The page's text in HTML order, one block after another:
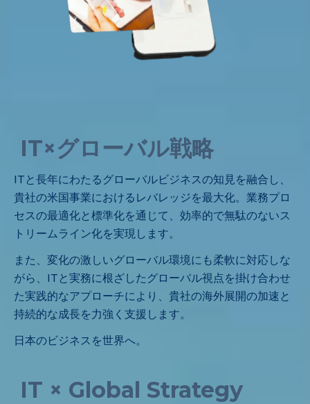
IT×グローバル戦略
ITと長年にわたるグローバルビジネスの知見を融合し、
貴社の米国事業におけるレバレッジを最大化。業務プロ
セスの最適化と標準化を通じて、効率的で無駄のないス
トリームライン化を実現します。
また、変化の激しいグローバル環境にも柔軟に対応しな
がら、ITと実務に根ざしたグローバル視点を掛け合わせ
た実践的なアプローチにより、貴社の海外展開の加速と
持続的な成長を力強く支援します。
日本のビジネスを世界へ。
IT × Global Strategy